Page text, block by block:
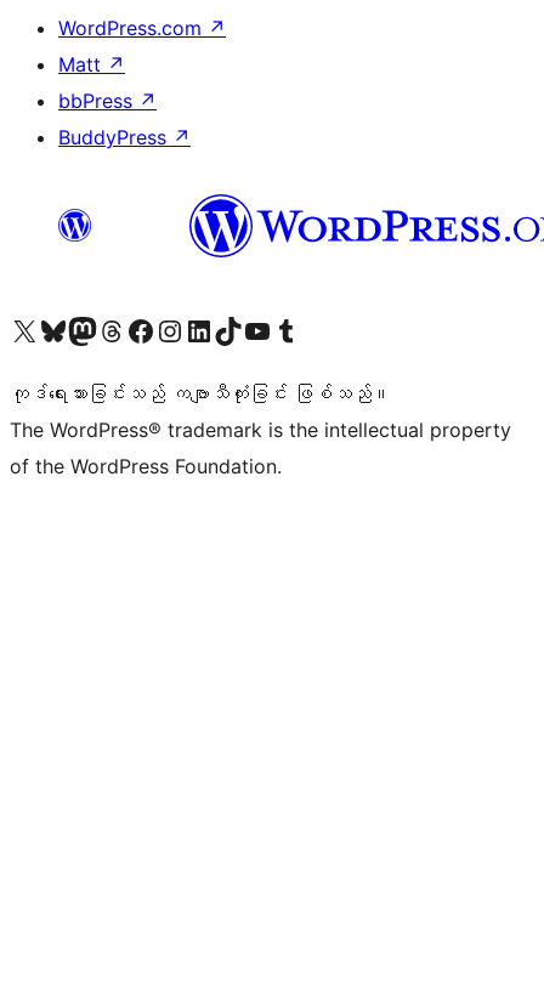
WordPress.com ↗
Matt ↗
bbPress ↗
BuddyPress ↗
ကျွန်ုပ်တို့၏ X (ယခင် Twitter) အကောင့်သို့ သွားရောက်ကြည့်ရှုပါကျွန်ုပ်တို့၏ Bluesky အကောင့်သို့ ဝင်ရောက်ကြည့်ရှုရန်
ကျွန်ုပ်တို့၏ Mastodon အကောင့်သို့ သွားရောက်ကြည့်ရှုပါကျွန်ုပ်တို့၏ Threads အကောင့်သို့ ဝင်ရောက်ကြည့်ရှုရန်
ကျွန်ုပ်တို့၏ Facebook စာမျက်နှာသို့ သွားရောက်ကြည့်ရှုပါကျွန်ုပ်တို့၏ Instagram အကောင့်သို့ သွားရောက်ကြည့်ရှုပါ ကျွန်ုပ်တို့၏ LinkedIn အကောင့်သို့ သွားရောက်ကြည့်ရှုပါကျွန်ုပ်တို့၏ TikTok အကောင့်သို့ ဝင်ရောက်ကြည့်ရှုရန်
ကျွန်ုပ်တို့၏ YouTube ချန်နယ်သို့ သွားရောက်ကြည့်ရှုပါ ကျွန်ုပ်တို့၏ Tumblr အကောင့်သို့ ဝင်ရောက်ကြည့်ရှုရန်
ကုဒ်ရေးသားခြင်းသည် ကဗျာသီကုံးခြင်း ဖြစ်သည်။
The WordPress® trademark is the intellectual property
of the WordPress Foundation.